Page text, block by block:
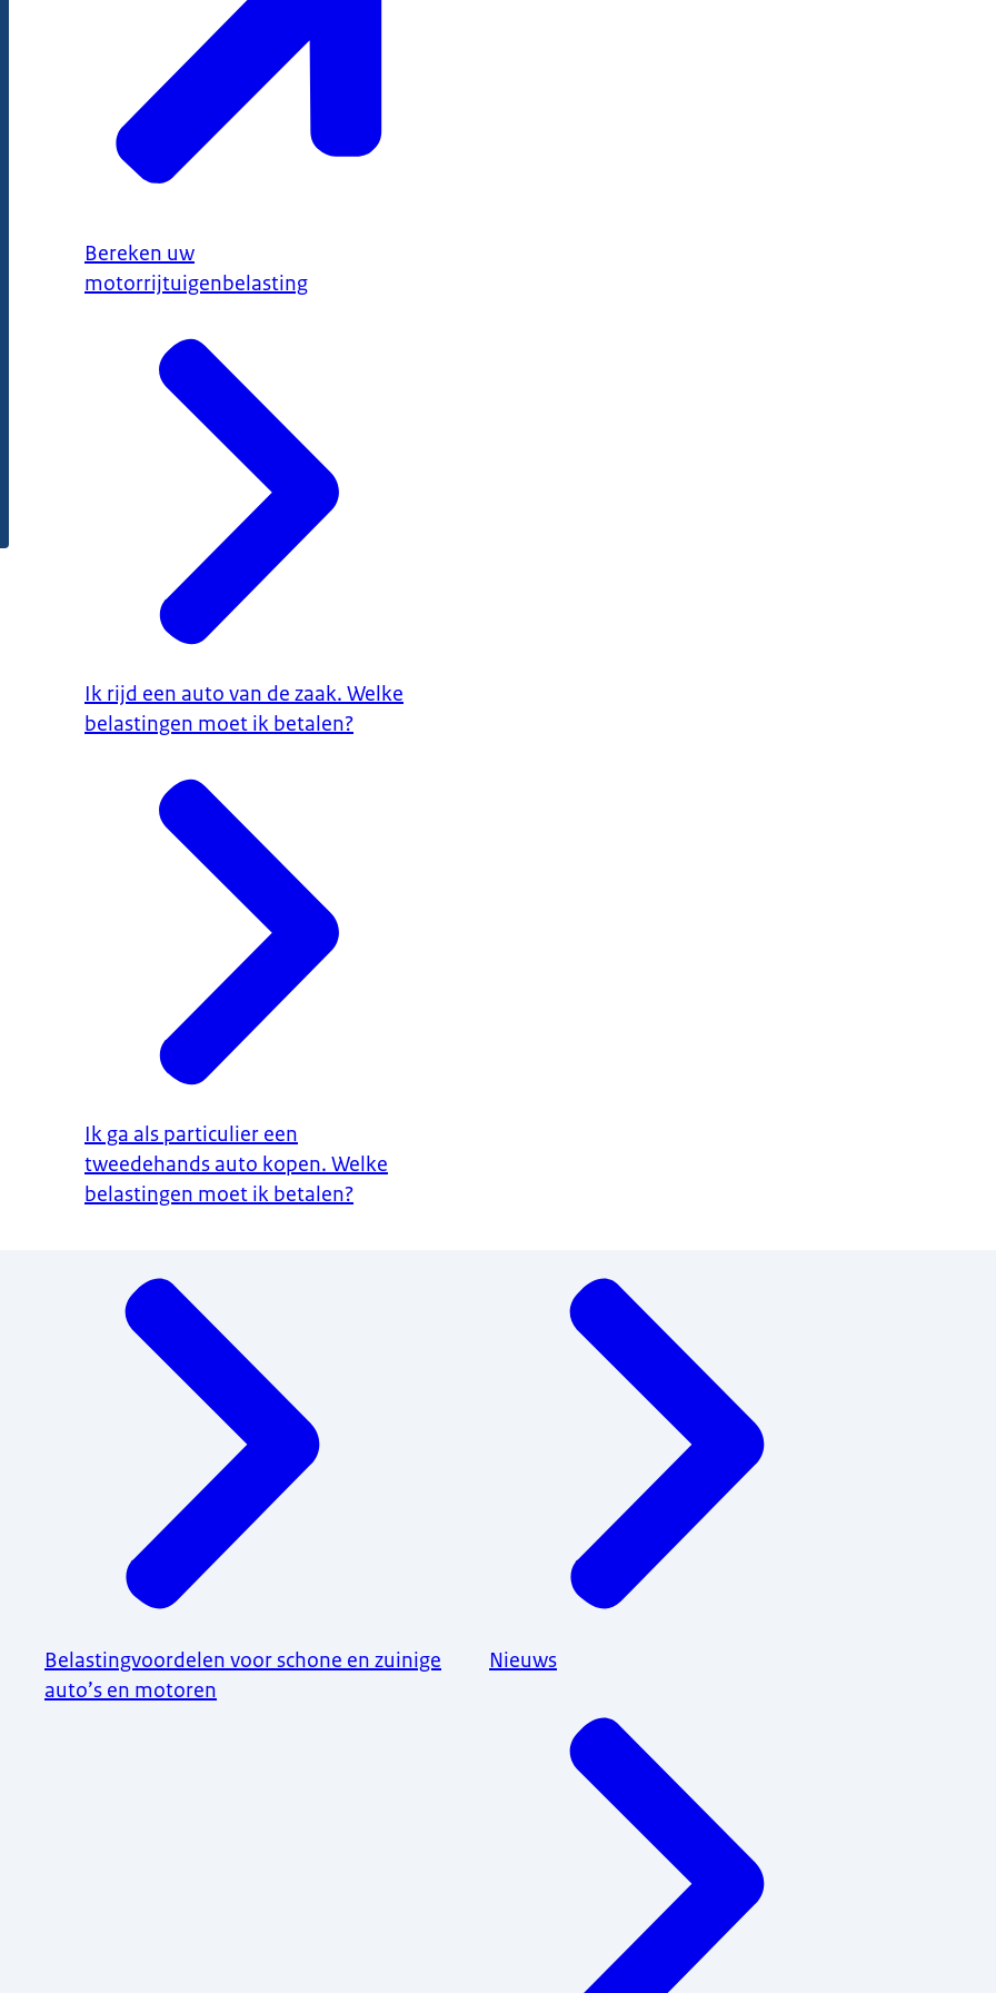
Bereken uw
motorrijtuigenbelasting
Ik rijd een auto van de zaak. Welke
belastingen moet ik betalen?
Ik ga als particulier een
tweedehands auto kopen. Welke
belastingen moet ik betalen?
Belastingvoordelen voor schone en zuinige
auto’s en motoren
Nieuws